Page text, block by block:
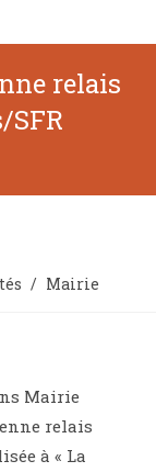
relais
SFR
/ Mairie
Mairie
relais
à « La